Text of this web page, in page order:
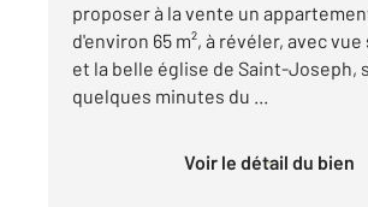
proposer à la vente un
d'environ 65 m², à révéler, avec
et la belle église de Saint-Joseph,
quelques minutes du ...
Voir le détail du bien